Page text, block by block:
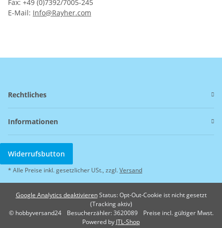
Fax: +49 (0)7392/7005-245
E-Mail: Info@Rayher.com
Rechtliches
Informationen
Widerrufsbutton
* Alle Preise inkl. gesetzlicher USt., zzgl.Versand
Google Analytics deaktivieren Status: Opt-Out-Cookie ist nicht gesetzt
(Tracking aktiv)
© hobbyversand24
Besucherzähler: 3620089
Preise incl. gültiger Mwst.
Powered by JTL-Shop